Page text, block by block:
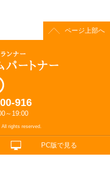
ページ上部へ
916
～19:00
All rights reserved.
PC版で見る